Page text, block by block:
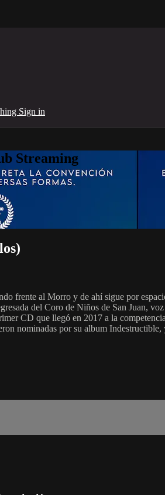
Sign in
Streaming
frente al Morro y de ahí sigue por
del Coro de Niños de San
CD que llegó en 2017 a la
nominadas por su album